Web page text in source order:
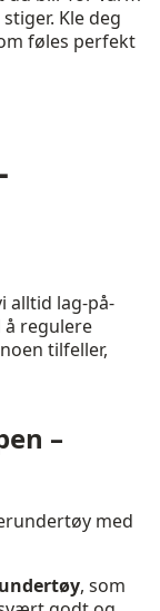
Kle deg
føles perfekt
alltid lag-på-
regulere
tilfeller,
–
med
, som